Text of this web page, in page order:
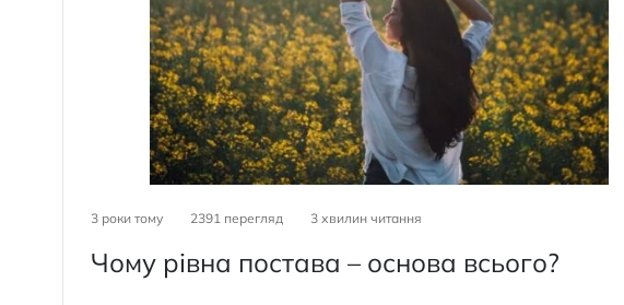
3 роки тому 2391 перегляд 3 хвилин читання
Чому рівна постава – основа всього?